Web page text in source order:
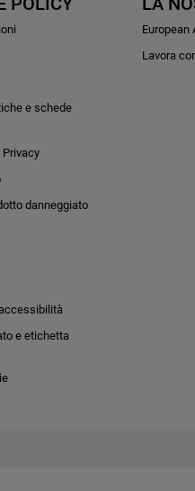
e schede
danneggiato
e etichetta
European
Lavora